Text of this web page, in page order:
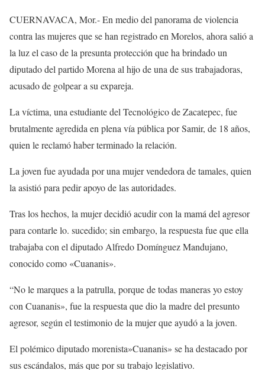
CUERNAVACA, Mor.- En medio del panorama de violencia
contra las mujeres que se han registrado en Morelos, ahora salió a
la luz el caso de la presunta protección que ha brindado un
diputado del partido Morena al hijo de una de sus trabajadoras,
acusado de golpear a su expareja.
La víctima, una estudiante del Tecnológico de Zacatepec, fue
brutalmente agredida en plena vía pública por Samir, de 18 años,
quien le reclamó haber terminado la relación.
La joven fue ayudada por una mujer vendedora de tamales, quien
la asistió para pedir apoyo de las autoridades.
Tras los hechos, la mujer decidió acudir con la mamá del agresor
para contarle lo. sucedido; sin embargo, la respuesta fue que ella
trabajaba con el diputado Alfredo Domínguez Mandujano,
conocido como «Cuananis».
“No le marques a la patrulla, porque de todas maneras yo estoy
con Cuananis», fue la respuesta que dio la madre del presunto
agresor, según el testimonio de la mujer que ayudó a la joven.
El polémico diputado morenista»Cuananis» se ha destacado por
sus escándalos, más que por su trabajo legislativo.